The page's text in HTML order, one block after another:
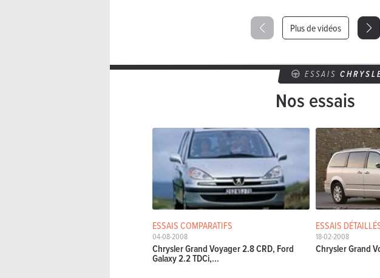
Plus de vidéos
ESSAIS
Nos essais
ESSAIS COMPARATIFS
04-08-2008
Chrysler Grand Voyager 2.8 CRD, Ford
Galaxy 2.2 TDCi,...
ESSAIS
18-02-2008
Chrysler Grand